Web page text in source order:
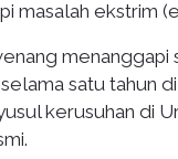
masalah ekstrim
satu tahun
kerusuhan di